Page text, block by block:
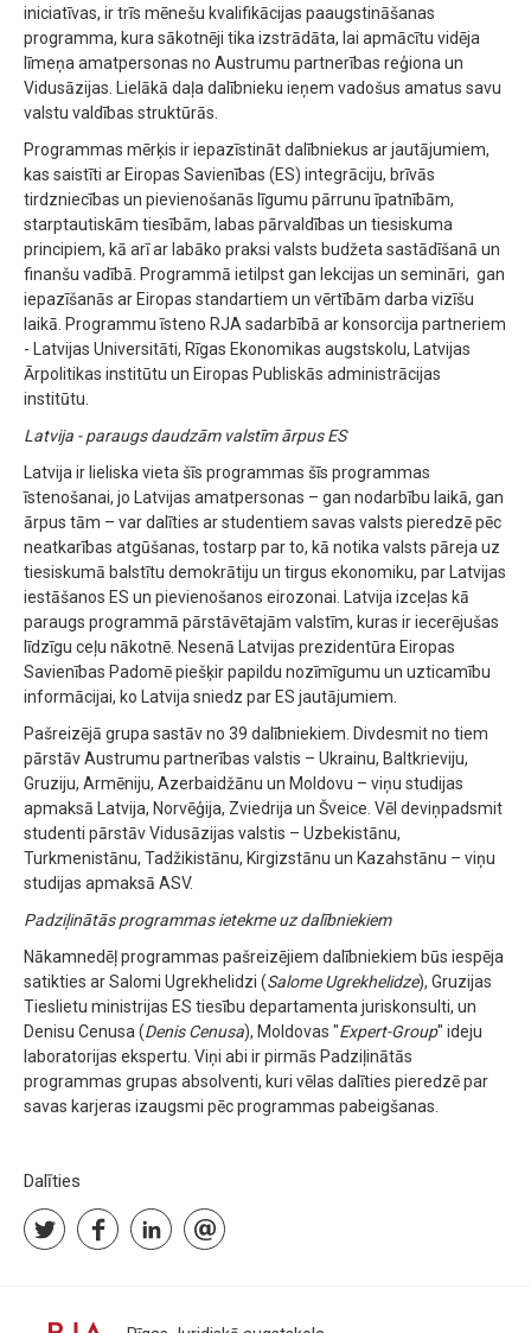
iniciatīvas, ir trīs mēnešu kvalifikācijas paaugstināšanas
programma, kura sākotnēji tika izstrādāta, lai apmācītu vidēja
līmeņa amatpersonas no Austrumu partnerības reģiona un
Vidusāzijas. Lielākā daļa dalībnieku ieņem vadošus amatus savu
valstu valdības struktūrās.
Programmas mērķis ir iepazīstināt dalībniekus ar jautājumiem,
kas saistīti ar Eiropas Savienības (ES) integrāciju, brīvās
tirdzniecības un pievienošanās līgumu pārrunu īpatnībām,
starptautiskām tiesībām, labas pārvaldības un tiesiskuma
principiem, kā arī ar labāko praksi valsts budžeta sastādīšanā un
finanšu vadībā. Programmā ietilpst gan lekcijas un semināri, gan
iepazīšanās ar Eiropas standartiem un vērtībām darba vizīšu
laikā. Programmu īsteno RJA sadarbībā ar konsorcija partneriem
- Latvijas Universitāti, Rīgas Ekonomikas augstskolu, Latvijas
Ārpolitikas institūtu un Eiropas Publiskās administrācijas
institūtu.
Latvija - paraugs daudzām valstīm ārpus ES
Latvija ir lieliska vieta šīs programmas šīs programmas
īstenošanai, jo Latvijas amatpersonas – gan nodarbību laikā, gan
ārpus tām – var dalīties ar studentiem savas valsts pieredzē pēc
neatkarības atgūšanas, tostarp par to, kā notika valsts pāreja uz
tiesiskumā balstītu demokrātiju un tirgus ekonomiku, par Latvijas
iestāšanos ES un pievienošanos eirozonai. Latvija izceļas kā
paraugs programmā pārstāvētajām valstīm, kuras ir iecerējušas
līdzīgu ceļu nākotnē. Nesenā Latvijas prezidentūra Eiropas
Savienības Padomē piešķir papildu nozīmīgumu un uzticamību
informācijai, ko Latvija sniedz par ES jautājumiem.
Pašreizējā grupa sastāv no 39 dalībniekiem. Divdesmit no tiem
pārstāv Austrumu partnerības valstis – Ukrainu, Baltkrieviju,
Gruziju, Armēniju, Azerbaidžānu un Moldovu – viņu studijas
apmaksā Latvija, Norvēģija, Zviedrija un Šveice. Vēl deviņpadsmit
studenti pārstāv Vidusāzijas valstis – Uzbekistānu,
Turkmenistānu, Tadžikistānu, Kirgizstānu un Kazahstānu – viņu
studijas apmaksā ASV.
Padziļinātās programmas ietekme uz dalībniekiem
Nākamnedēļ programmas pašreizējiem dalībniekiem būs iespēja
satikties ar Salomi Ugrekhelidzi (Salome Ugrekhelidze), Gruzijas
Tieslietu ministrijas ES tiesību departamenta juriskonsulti, un
Denisu Cenusa (Denis Cenusa), Moldovas "Expert-Group" ideju
laboratorijas ekspertu. Viņi abi ir pirmās Padziļinātās
programmas grupas absolventi, kuri vēlas dalīties pieredzē par
savas karjeras izaugsmi pēc programmas pabeigšanas.
Dalīties